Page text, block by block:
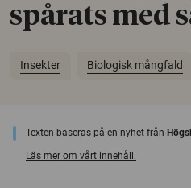
spårats med
Insekter Biologisk mångfald
Texten baseras på en nyhet från
Läs mer om vårt innehåll.